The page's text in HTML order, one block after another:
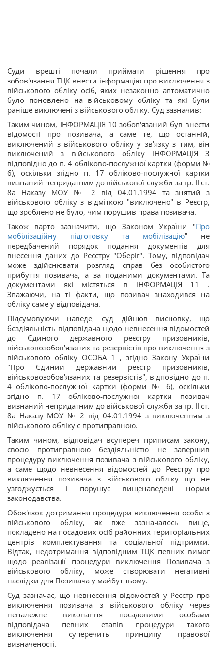
Суди врешті почали приймати рішення про
зобов'язання ТЦК внести інформацію про виключення з
військового обліку осіб, яких незаконно автоматично
було поновлено на військовому обліку та які були
раніше виключені з військового обліку. Суд зазначив:
Таким чином, ІНФОРМАЦІЯ 10 зобов'язаний був внести
відомості про позивача, а саме те, що останній,
виключений з військового обліку у зв'язку з тим, він
виключений з військового обліку ІНФОРМАЦІЯ 3
відповідно до п. 4 обліково-послужної картки (форми №
6), оскільки згідно п. 17 обліково-послужної картки
визнаний непридатним до військової служби за гр. II ст.
8а Наказу МОУ № 2 від 04.01.1994 та знятий з
військового обліку з відміткою "виключено" в Реєстр,
що зроблено не було, чим порушив права позивача.
Також варто зазначити, що Законом України "Про
мобілізаційну підготовку та мобілізацію" не
передбачений порядок подання документів для
внесення даних до Реєстру "Оберіг". Тому, відповідач
може здійснювати розгляд справ без особистого
прибуття позивача, а за поданими документами. Та
документами які містяться в ІНФОРМАЦІЯ 11 .
Зважаючи, на ті факти, що позивач знаходився на
обліку саме у відповідача.
Підсумовуючи наведе, суд дійшов висновку, що
бездіяльність відповідача щодо невнесення відомостей
до Єдиного державного реєстру призовників,
військовозобов'язаних та резервістів про виключення з
військового обліку ОСОБА 1 , згідно Закону України
"Про Єдиний державний реєстр призовників,
військовозобов'язаних та резервістів", відповідно до п.
4 обліково-послужної картки (форми № 6), оскільки
згідно п. 17 обліково-послужної картки позивач
визнаний непридатним до військової служби за гр. II ст.
8а Наказу МОУ № 2 від 04.01.1994 з виключенням з
військового обліку є протиправною.
Таким чином, відповідач всупереч приписам закону,
своєю протиправною бездіяльністю не завершив
процедуру виключення позивача з військового обліку,
а саме щодо невнесення відомостей до Реєстру про
виключення позивача з військового обліку що не
узгоджується і порушує вищенаведені норми
законодавства.
Обов'язок дотримання процедури виключення особи з
військового обліку, як вже зазначалось вище,
покладено на посадових осіб районних територіальних
центрів комплектування та соціальної підтримки.
Відтак, недотримання відповідним ТЦК певних вимог
щодо реалізації процедури виключення Позивача з
військового обліку, може створювати негативні
наслідки для Позивача у майбутньому.
Суд зазначає, що невнесення відомостей у Реєстр про
виключення позивача з військового обліку через
неналежне виконання посадовими особами
відповідача певних етапів процедури такого
виключення суперечить принципу правової
визначеності.